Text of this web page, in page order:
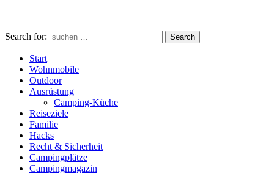
Search for: Search
Start
Wohnmobile
Outdoor
Ausrüstung
Camping-Küche
Reiseziele
Familie
Hacks
Recht & Sicherheit
Campingplätze
Campingmagazin